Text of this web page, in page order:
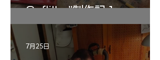
Gofliller”制作記１
7月25日